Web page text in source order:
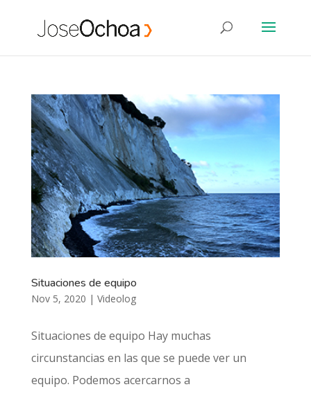
Situaciones de equipo
Nov 5, 2020 | Videolog
Situaciones de equipo Hay muchas
circunstancias en las que se puede ver un
equipo. Podemos acercarnos a